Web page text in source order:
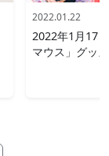
2022.01.22
2022年1月17
マウス」グッ